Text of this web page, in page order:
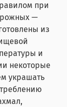
при
—
из
и
некоторые
украшать